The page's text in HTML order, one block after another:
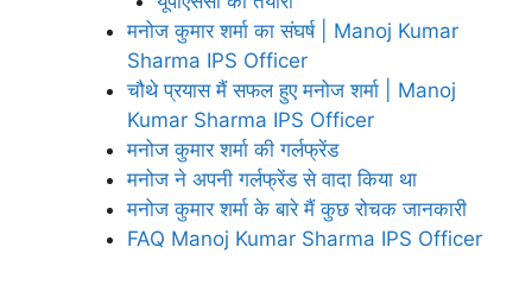
मनोज कुमार शर्मा का संघर्ष | Manoj Kumar
Sharma IPS Officer
चौथे प्रयास मैं सफल हुए मनोज शर्मा | Manoj
Kumar Sharma IPS Officer
मनोज कुमार शर्मा की गर्लफ्रेंड
मनोज ने अपनी गर्लफ्रेंड से वादा किया था
मनोज कुमार शर्मा के बारे मैं कुछ रोचक जानकारी
FAQ Manoj Kumar Sharma IPS Officer